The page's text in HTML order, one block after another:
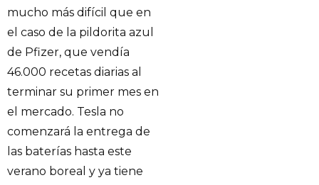
mucho más difícil que en
el caso de la pildorita azul
de Pfizer, que vendía
46.000 recetas diarias al
terminar su primer mes en
el mercado. Tesla no
comenzará la entrega de
las baterías hasta este
verano boreal y ya tiene